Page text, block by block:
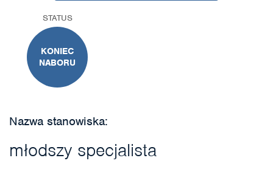
STATUS
KONIEC
NABORU
Nazwa stanowiska:
młodszy specjalista